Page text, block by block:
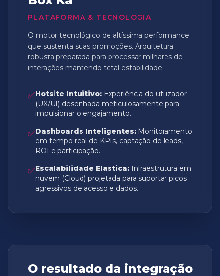
PLATAFORMA & TECNOLOGIA
O motor tecnológico de altíssima performance
que sustenta suas promoções. Arquitetura
robusta preparada para processar milhares de
interações mantendo total estabilidade.
✅Hotsite Intuitivo: Experiência do utilizador
(UX/UI) desenhada meticulosamente para
impulsionar o engajamento.
✅Dashboards Inteligentes: Monitoramento
em tempo real de KPIs, captação de leads,
ROI e participação.
✅Escalabilidade Elástica: Infraestrutura em
nuvem (Cloud) projetada para suportar picos
agressivos de acesso e dados.
O resultado da integração